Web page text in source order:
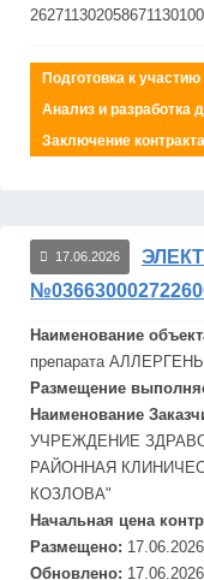
Подготовка к участию
Анализ и разработка
Заключение контракта
17.06.2026
Наименование
препарата
Размещение
Наименование
УЧРЕЖДЕНИЕ
РАЙОННАЯ
КОЗЛОВА"
Начальная цена
Размещено: 17.06.2026
Обновлено: 17.06.2026